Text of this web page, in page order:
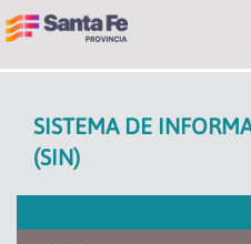
SISTEMA DE
(SIN)